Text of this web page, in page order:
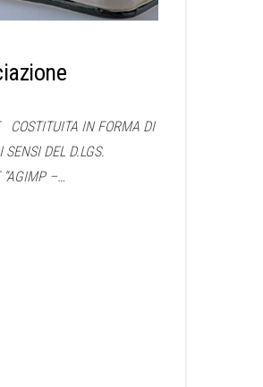
COSTITUITA IN FORMA DI
DEL D.LGS.
–…